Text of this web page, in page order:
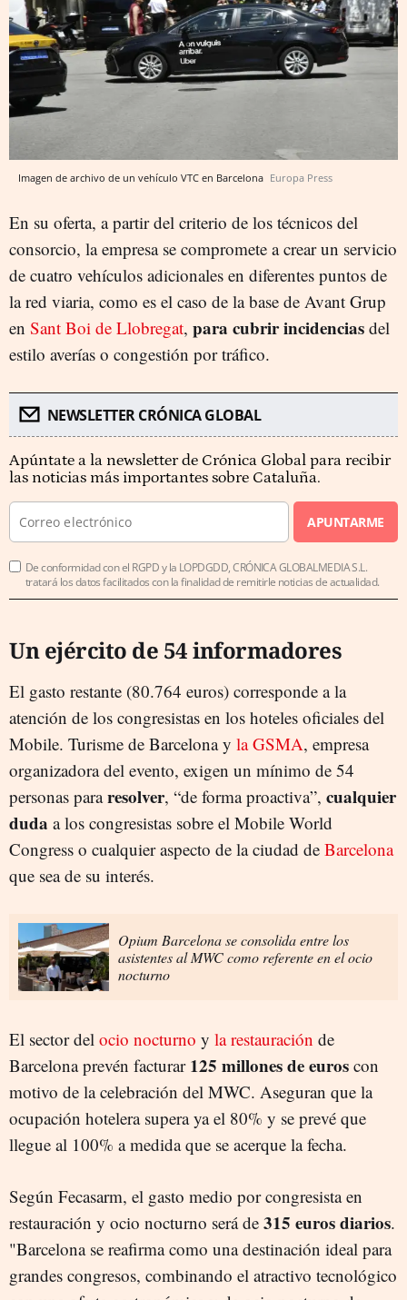
Imagen de archivo de un vehículo VTC en Barcelona Europa Press
En su oferta, a partir del criterio de los técnicos del
consorcio, la empresa se compromete a crear un servicio
de cuatro vehículos adicionales en diferentes puntos de
la red viaria, como es el caso de la base de Avant Grup
en Sant Boi de Llobregat, para cubrir incidencias del
estilo averías o congestión por tráfico.
NEWSLETTER CRÓNICA GLOBAL
Apúntate a la newsletter de Crónica Global para recibir
las noticias más importantes sobre Cataluña.
APUNTARME
De conformidad con el RGPD y la LOPDGDD, CRÓNICA GLOBALMEDIA S.L.
tratará los datos facilitados con la finalidad de remitirle noticias de actualidad.
Un ejército de 54 informadores
El gasto restante (80.764 euros) corresponde a la
atención de los congresistas en los hoteles oficiales del
Mobile. Turisme de Barcelona y la GSMA, empresa
organizadora del evento, exigen un mínimo de 54
personas pararesolver, “de forma proactiva”, cualquier
duda a los congresistas sobre el Mobile World
Congress o cualquier aspecto de la ciudad de Barcelona
que sea de su interés.
Opium Barcelona se consolida entre los
asistentes al MWC como referente en el ocio
nocturno
El sector del ocio nocturno y la restauración de
Barcelona prevén facturar 125 millones de euros con
motivo de la celebración del MWC. Aseguran que la
ocupación hotelera supera ya el 80% y se prevé que
llegue al 100% a medida que se acerque la fecha.
Según Fecasarm, el gasto medio por congresista en
restauración y ocio nocturno será de 315 euros diarios.
"Barcelona se reafirma como una destinación ideal para
grandes congresos, combinando el atractivo tecnológico